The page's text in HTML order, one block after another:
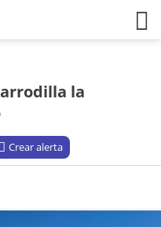
la
Crear alerta